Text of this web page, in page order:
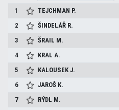
1 TEJCHMAN P.
2
ŠINDELÁŘ R.
3
ŠRAIL M.
4
KRALA.
5
KALOUSEKJ.
6
JAROŠ K.
7
RÝDL M.